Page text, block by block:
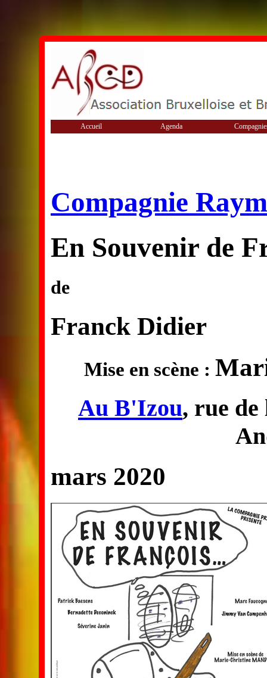
Accueil Agenda
Compagnie
En Souvenir de
de
Franck Didier
Mise en scène :
Au B'Izou, rue de
mars 2020